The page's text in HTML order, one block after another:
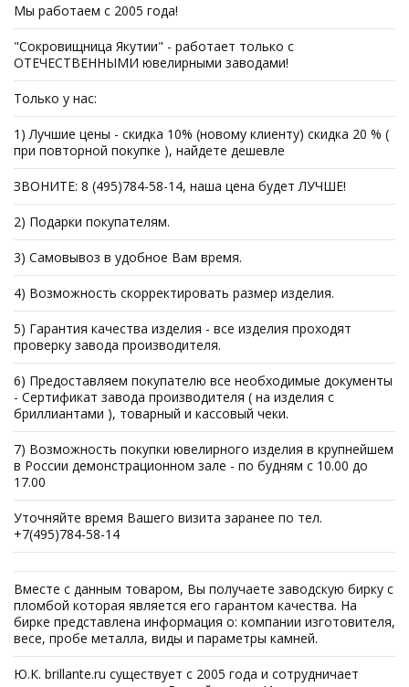
Мы работаем с 2005 года!
"Сокровищница Якутии" - работает только с
ОТЕЧЕСТВЕННЫМИ ювелирными заводами!
Только у нас:
1) Лучшие цены - скидка 10% (новому клиенту) скидка 20 % (
при повторной покупке ), найдете дешевле
ЗВОНИТЕ: 8 (495)784-58-14, наша цена будет ЛУЧШЕ!
2) Подарки покупателям.
3) Самовывоз в удобное Вам время.
4) Возможность скорректировать размер изделия.
5) Гарантия качества изделия - все изделия проходят
проверку завода производителя.
6) Предоставляем покупателю все необходимые документы
- Сертификат завода производителя ( на изделия с
бриллиантами ), товарный и кассовый чеки.
7) Возможность покупки ювелирного изделия в крупнейшем
в России демонстрационном зале - по будням с 10.00 до
17.00
Уточняйте время Вашего визита заранее по тел.
+7(495)784-58-14
Вместе с данным товаром, Вы получаете заводскую бирку с
пломбой которая является его гарантом качества. На
бирке представлена информация о: компании изготовителя,
весе, пробе металла, виды и параметры камней.
Ю.К. brillante.ru существует с 2005 года и сотрудничает